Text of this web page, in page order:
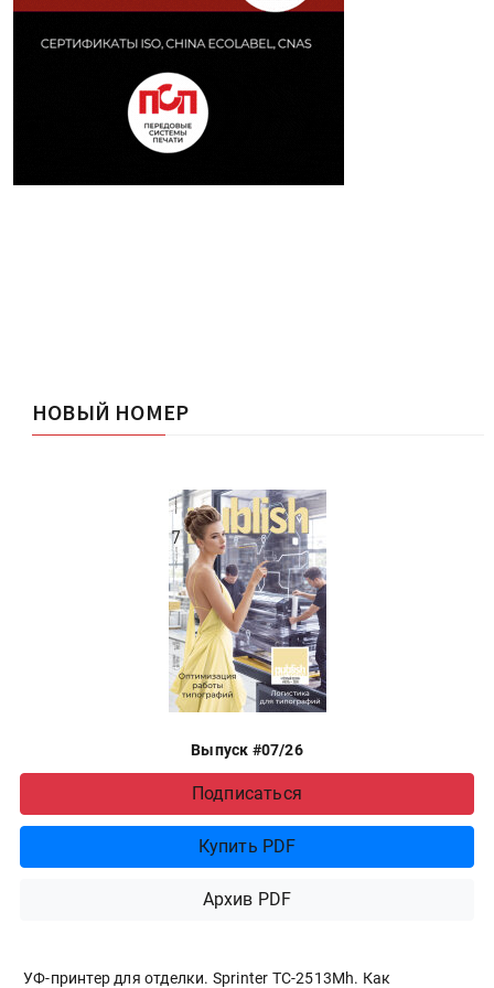
НОВЫЙ НОМЕР
Выпуск #07/26
Подписаться
Купить PDF
Архив PDF
УФ-принтер для отделки. Sprinter ТС-2513Mh. Как